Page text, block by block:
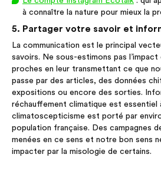
à connaître la nature pour mieux la
5. Partager votre savoir et
La communication est le principal
savoirs. Ne sous-estimons pas l’impact
proches en leur transmettant ce que
passe par des articles, des données
expositions ou encore des sorties.
réchauffement climatique est essentiel
climatoscepticisme est porté par
population française. Des campagnes
menées en ce sens et notre bon sens
impacter par la misologie de certains.